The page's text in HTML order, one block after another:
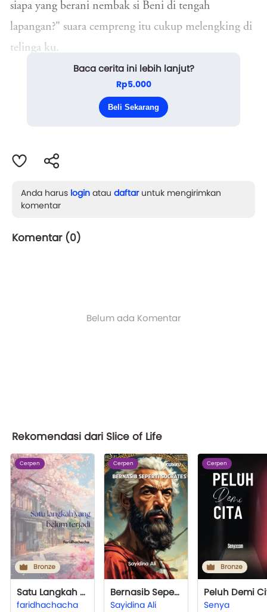
siapa yang berani nembak si Beni di tengah
lapangan?" suara cempreng itu cukup melengking di
telinga ku.
"Nggak, gue nggak penasaran tuh. Lagian buat
apa coba, habisin tenaga cuma buat mikirin sesuatu
yang bukan urusan gue," ujar Cha...
Baca cerita ini lebih lanjut?
Rp5.000
Beli Sekarang
Anda harus login atau daftaruntuk mengirimkan
komentar
Komentar (0)
Belum ada Komentar
Rekomendasi dari Slice of Life
Cerpen
Bronze
Satu Langkah Yang Belum Terjadi
faridhachacha
Cerpen
Bernasib Seperti Socrates
Sayidina Ali
Cerpen
Bronze
Peluh Demi
Senya